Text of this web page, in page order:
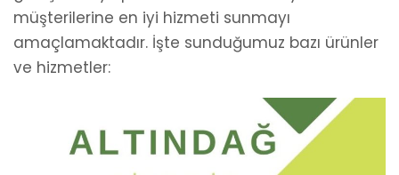
müşterilerine en iyi hizmeti sunmayı
amaçlamaktadır. İşte sunduğumuz bazı ürünler
ve hizmetler: